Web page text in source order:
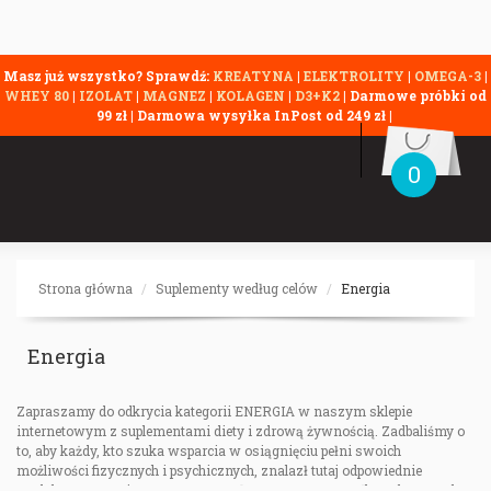
Masz już wszystko? Sprawdź: KREATYNA | ELEKTROLITY | OMEGA-3|
WHEY 80| IZOLAT| MAGNEZ | KOLAGEN | D3+K2| Darmowe próbki od
99 zł | Darmowa wysyłka InPost od 249 zł |
0
Strona główna Suplementy według celów Energia
Energia
Zapraszamy do odkrycia kategorii ENERGIA w naszym sklepie
internetowym z suplementami diety i zdrową żywnością. Zadbaliśmy o
to, aby każdy, kto szuka wsparcia w osiągnięciu pełni swoich
możliwości fizycznych i psychicznych, znalazł tutaj odpowiednie